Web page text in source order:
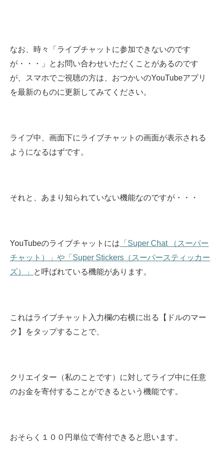
なお、時々「ライブチャットに参加できないのです
が・・・」とお問い合わせいただくことがあるのです
が、スマホでご視聴の方は、おつかいのYouTubeアプリ
を最新のものに更新してみてください。
ライブ中、画面下にライブチャットの画面が表示される
ようになるはずです。
それと、あまり知られていない機能なのですが・・・
YouTubeのライブチャットには 「Super Chat （スーパー
チャット）」や「Super Stickers（スーパースティッカー
ズ）」
と呼ばれている機能があります。
これはライブチャット入力欄の右横に出る【ドルのマー
ク】をタップすることで、
クリエイター（私のことです）に対してライブ中に任意
のお金を寄付することができるという機能です。
おそらく１００円単位で寄付できると思います。